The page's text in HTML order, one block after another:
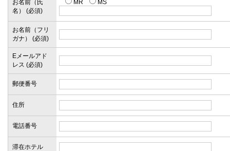
お名前（氏
名） (必須)
MR MS
お名前（フリ
ガナ） (必須)
Eメールアド
レス (必須)
郵便番号
住所
電話番号
滞在ホテル